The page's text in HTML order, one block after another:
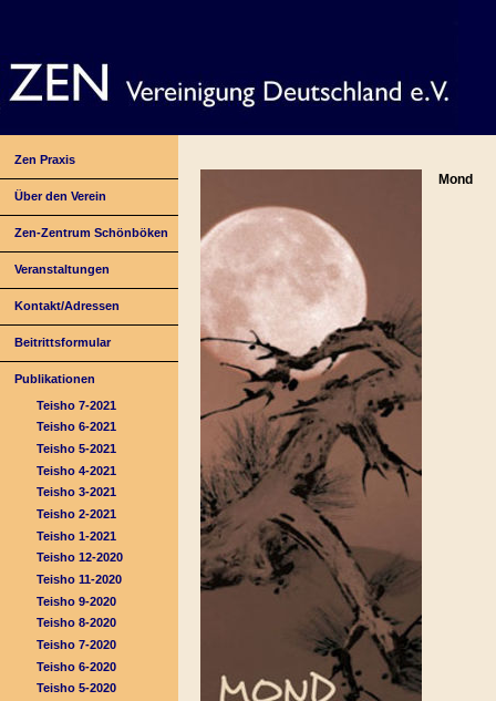
Zen Praxis
Über den Verein
Zen-Zentrum Schönböken
Veranstaltungen
Kontakt/Adressen
Beitrittsformular
Publikationen
Teisho 7-2021
Teisho 6-2021
Teisho 5-2021
Teisho 4-2021
Teisho 3-2021
Teisho 2-2021
Teisho 1-2021
Teisho 12-2020
Teisho 11-2020
Teisho 9-2020
Teisho 8-2020
Teisho 7-2020
Teisho 6-2020
Teisho 5-2020
Mond